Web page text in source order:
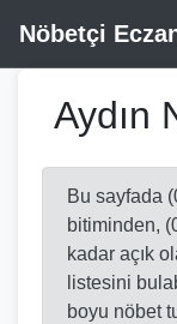
Nöbetçi
Aydın
Bu sayfada
bitiminden,
kadar açık
listesini
boyu nöbet